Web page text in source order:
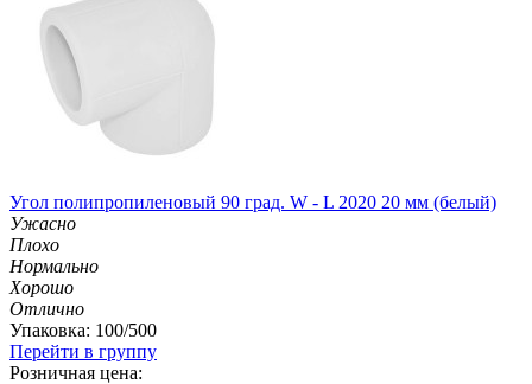
Угол полипропиленовый 90 град. W - L 2020 20 мм (белый)
Ужасно
Плохо
Нормально
Хорошо
Отлично
Упаковка: 100/500
Перейти в группу
Розничная цена: